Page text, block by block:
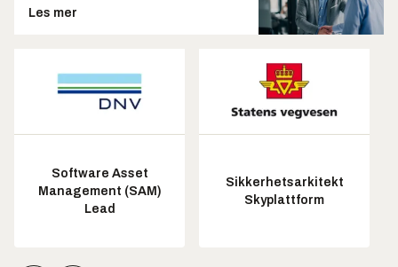
Les mer
Software Asset
Management (SAM)
Lead
Sikkerhetsarkitekt
Skyplattform